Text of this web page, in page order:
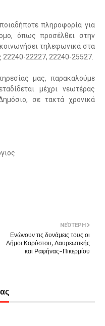
πληροφορία για
όπως προσέλθει στην
τηλεφωνικά στα
22227, 22240-25527.
μας, παρακαλούμε
μέχρι νεωτέρας
σε τακτά χρονικά
ΝΕΌΤΕΡΗ
Ενώνουν τις δυνάμεις τους οι
Δήμοι Καρύστου, Λαυρεωτικής
και Ραφήνας-Πικερμίου